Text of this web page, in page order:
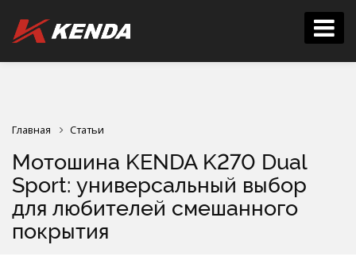
Главная Статьи
Мотошина KENDA K270 Dual
Sport: универсальный выбор
для любителей смешанного
покрытия